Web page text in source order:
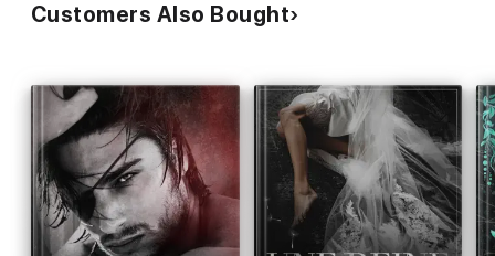
Customers Also Bought